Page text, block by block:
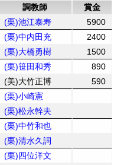
調教師
賞金
(栗)池江泰寿
5900
(栗)中内田充
2400
(栗)大橋勇樹
1500
(栗)笹田和秀
890
(美)大竹正博
590
(栗)小崎憲
(栗)松永幹夫
(栗)中竹和也
(栗)清水久詞
(栗)四位洋文